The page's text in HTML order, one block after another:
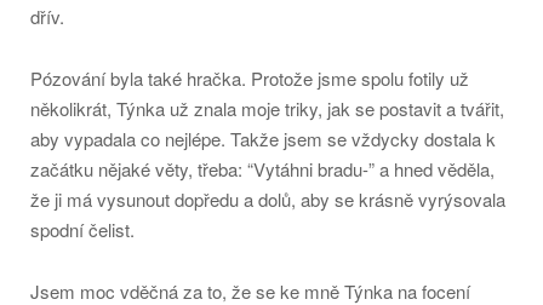
dřív.
Pózování byla také hračka. Protože jsme spolu fotily už
několikrát, Týnka už znala moje triky, jak se postavit a tvářit,
aby vypadala co nejlépe. Takže jsem se vždycky dostala k
začátku nějaké věty, třeba: “Vytáhni bradu-” a hned věděla,
že ji má vysunout dopředu a dolů, aby se krásně vyrýsovala
spodní čelist.
Jsem moc vděčná za to, že se ke mně Týnka na focení